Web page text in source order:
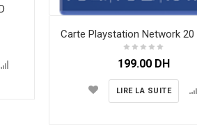
Carte Playstation Network 20
199.00 DH
LIRE LA SUITE